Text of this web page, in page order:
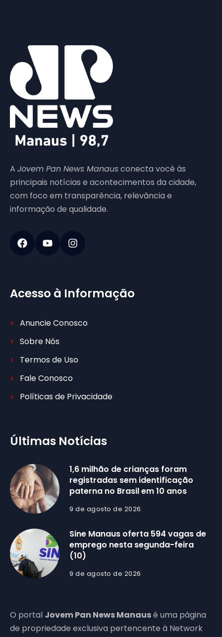
A Jovem Pan News Manausconecta você às
principais notícias e acontecimentos da cidade,
com foco em transparência, relevância e
informação de qualidade.
Acesso à Informação
Anuncie Conosco
Sobre Nós
Termos de Uso
Fale Conosco
Políticas de Privacidade
Últimas Notícias
1,6 milhão de crianças foram
registradas sem identificação
paterna no Brasil em 10 anos
9 de agosto de 2026
Sine Manaus oferta 594 vagas de
emprego nesta segunda-feira
(10)
9 de agosto de 2026
O portal Jovem Pan News Manausé uma página
de propriedade exclusiva pertencente à Network